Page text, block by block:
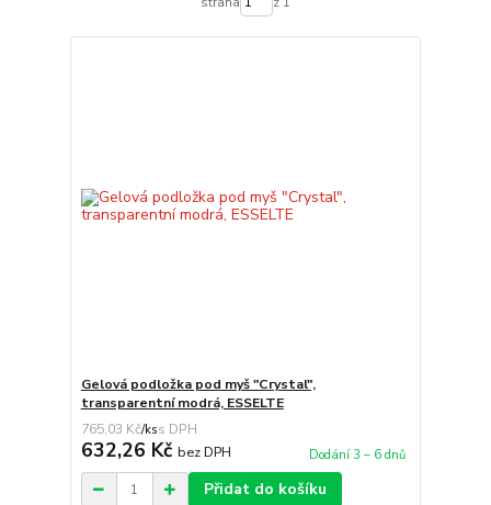
Gelová podložka pod myš "Crystal",
transparentní modrá, ESSELTE
765,03 Kč/ks
632,26 Kč bez DPH Dodání 3 – 6 dnů
Přidat do košíku